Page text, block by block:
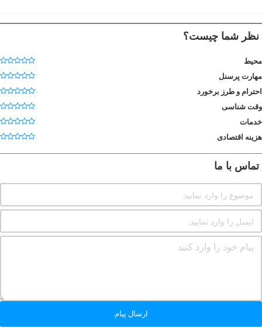
نظر شما چیست؟
محیط
مهارت پرسنل
احترام و طرز برخورد
وقت شناسی
خدمات
هزینه اقتصادی
تماس با ما
ارسال پیام